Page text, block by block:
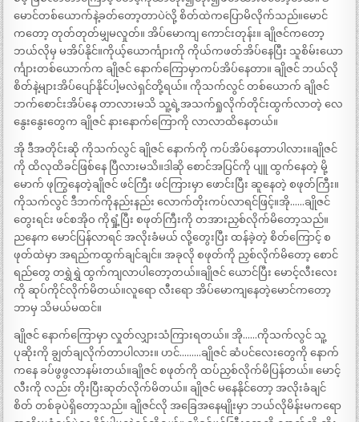
မောင်တစ်ယောက်နဲ့ခတ်တော့တာပဲ´လို့ စိတ်ထဲကပြောမိလိုက်သည်။မောင်
ကတော့ တုတ်တုတ်မျှမလှုတ်။ အိပ်မောကျ ကောင်းတုန်း။ ချိုဇင်ကတော့
ဘယ်လိုမှ မအိပ်နိုင်။ကိုယ့်ယောင်္ကျားကို ကိုယ်ကဖတ်အိပ်နေပြီး သူစိမ်းယော
င်္ကျားတစ်ယောက်က ချိုဇင် နောက်ကြောမှာကပ်အိပ်နေတာ။ ချိုဇင် ဘယ်လို
စိတ်နဲ့များအိပ်ပျော်နိုင်ပါ့မလဲရှင်တို့ရယ်။ ကိုသက်လွင် တစ်ယောက် ချိုဇင်
ဘက်စောင်းအိပ်နေ တာလားမသိ သူ့ရဲ့အသက်ရှုလိုက်တိုင်းထွက်လာတဲ့ လေ
နွေးနွေးတွေက ချိုဇင် နားနောက်ကြောကို လာလာထိနေတယ်။
အို ဒီအတိုင်းဆို ကိုသက်လွင် ချိုဇင် နောက်ကို ကပ်အိပ်နေတာပါလား။ချိုဇင်
ကို ထိလုထိခင်ဖြစ်နေ ပြီလားမသိ။ဒါဆို စောင်အပြင်ကို ပျူ ထွက်နေတဲ့ မို့
မောက် ဖုကြွနေတဲ့ချိုဇင် ဖင်ကြီး ဖင်ကြားမှာ ဖောင်းပြီး ဆူနေတဲ့ စဖုတ်ကြီး။
ကိုသက်လွင် ဒီဘက်ကိုနည်းနည်း လောက်တိုးကပ်လာရင်ဖြင့်။အို……ချိုဇင်
တွေးရင်း ဖင်စအိုဝ ကိုရှုံ့ပြီး စဖုတ်ကြီးကို တအားညှစ်လိုက်မိတော့သည်။
ညနေက မောင်ပြန်လာရင် အလိုးခံမယ် လို့တွေးပြီး ထန်ခဲ့တဲ့ စိတ်ကြောင့် စ
ဖုတ်ထဲမှာ အရည်ကထွက်ချင်ချင်။ အခုလို စဖုတ်ကို ညှစ်လိုက်မိတော့ စောင်
ရည်တွေ တရွှဲရွှဲ ထွက်ကျလာပါတော့တယ်။ချိုဇင် ယောင်ပြီး မောင့်လီးလေး
ကို ဆုပ်ကိုင်လိုက်မိတယ်။လူရော လီးရော အိပ်မောကျနေတဲ့မောင်ကတော့
ဘာမှ သိမယ်မထင်။
ချိုဇင် နောက်ကြောမှာ လှုတ်လျှားသံကြားရတယ်။ အို……ကိုသက်လွင် သူ့
ပုဆိုးကို ချွတ်ချလိုက်တာပါလား။ ဟင်………ချိုဇင် ဆံပင်လေးတွေကို နောက်
ကနေ ခပ်ဖွဖွလာနမ်းတယ်။ချိုဇင် စဖုတ်ကို ထပ်ညှစ်လိုက်မိပြန်တယ်။ မောင့်
လီးကို လည်း တိုးပြီးဆုတ်လိုက်မိတယ်။ ချိုဇင် မနေနိုင်တော့ အလိုးခံချင်
စိတ် တစ်ခုပဲရှိတော့သည်။ ချိုဇင်လို အခြေအနေမျိုးမှာ ဘယ်လိုမိန်းမကရော